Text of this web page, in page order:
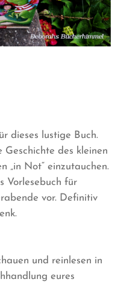
dieses lustige Buch.
Geschichte des kleinen
„in Not“ einzutauchen.
Vorlesebuch für
vor. Definitiv
und reinlesen in
eures